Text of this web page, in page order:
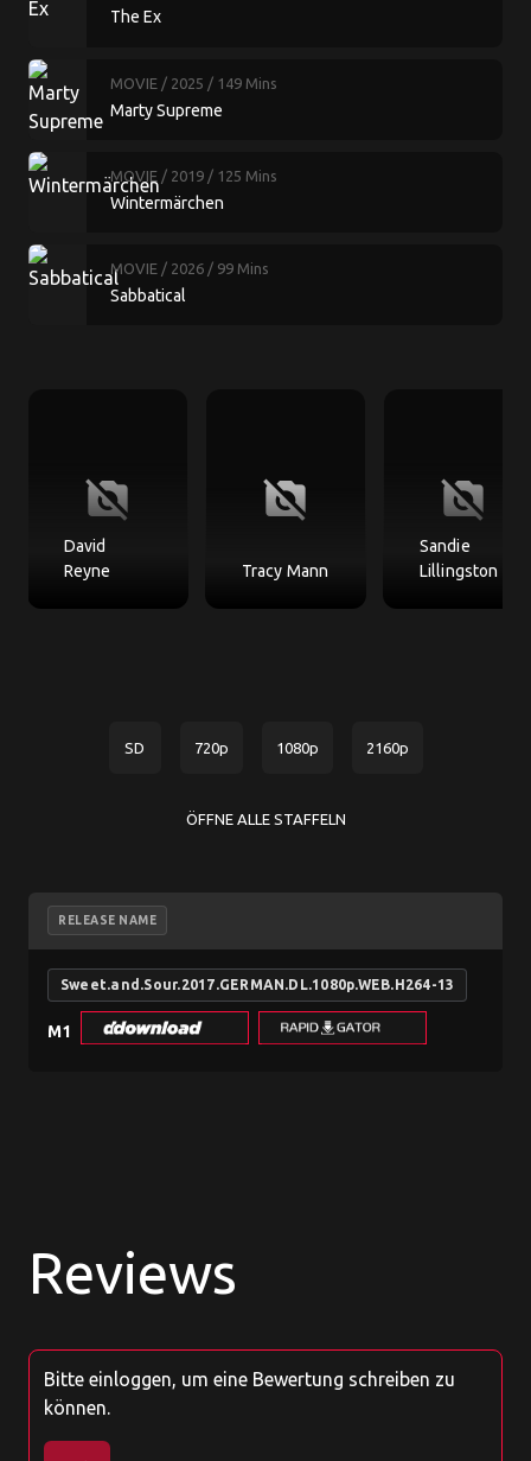
The Ex
MOVIE / 2025 / 149 Mins
Marty Supreme
MOVIE / 2019 / 125 Mins
Wintermärchen
MOVIE / 2026 / 99 Mins
Sabbatical
no_photography
David
Reyne
no_photography
Tracy Mann
no_photography
Sandie
Lillingston
SD 720p 1080p 2160p
ÖFFNE ALLE STAFFELN
RELEASE NAME
Sweet.and.Sour.2017.GERMAN.DL.1080p.WEB.H264-13
M1
Reviews
Bitte einloggen, um eine Bewertung schreiben zu
können.